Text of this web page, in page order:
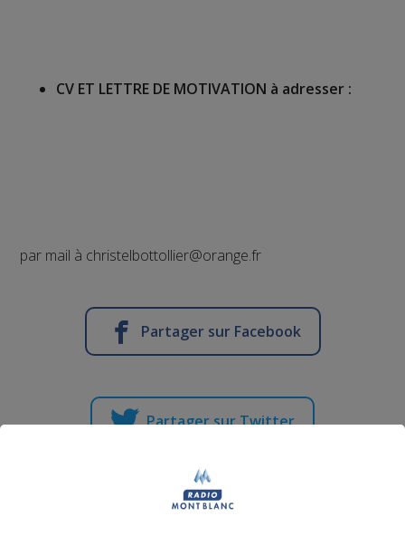
CV ET LETTRE DE MOTIVATION à adresser :
par mail à christelbottollier@orange.fr
Partager sur Facebook
Partager sur Twitter
Préparateur / Préparatrice de